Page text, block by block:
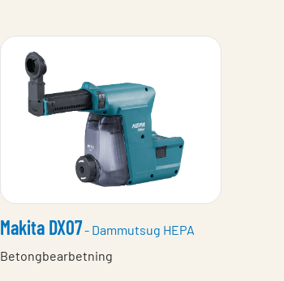
Makita DX07- Dammutsug HEPA
Betongbearbetning